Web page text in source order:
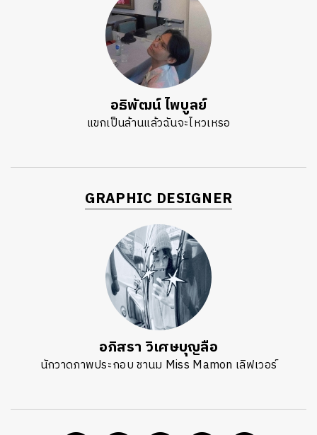
อธิพัฒน์ ไพบูลย์
แขกเป็นล้านแล้วฉันจะไหวเหรอ
GRAPHIC DESIGNER
อภิสรา วิเศษบุญลือ
นักวาดภาพประกอบ ชานม Miss Mamon เลิฟเวอร์